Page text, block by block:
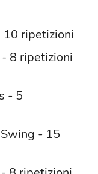
ripetizioni
8 ripetizioni
- 5
- 15